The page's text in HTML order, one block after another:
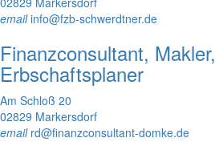
emailinfo@fzb-schwerdtner.de
Finanzconsultant, Makler,
Erbschaftsplaner
Am Schloß 20
02829 Markersdorf
emailrd@finanzconsultant-domke.de